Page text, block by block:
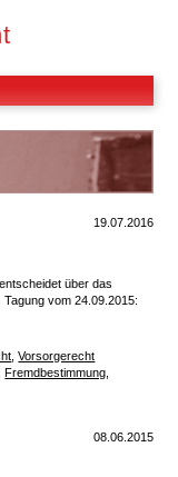
19.07.2016
über das
vom 24.09.2015:
,Vorsorgerecht
Fremdbestimmung
08.06.2015